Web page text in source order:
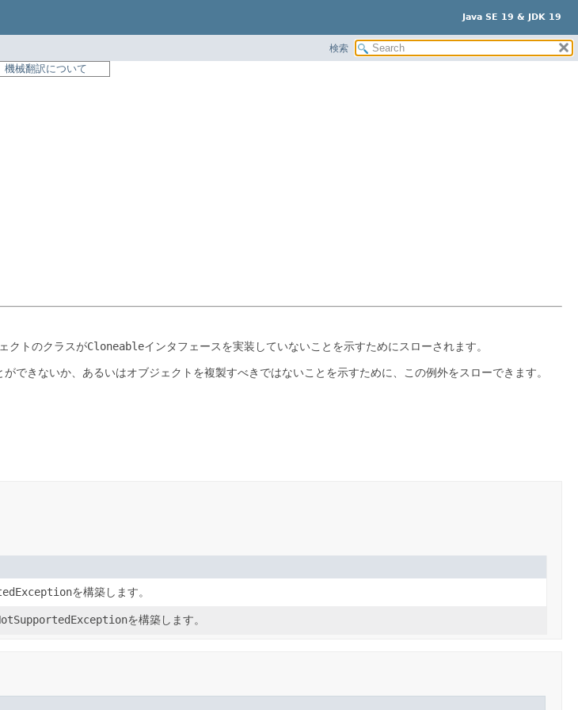
Java SE 19 & JDK 19
検索
機械翻訳について
クトのクラスがCloneableインタフェースを実装していないことを示すためにスローされます。
できないか、あるいはオブジェクトを複製すべきではないことを示すために、この例外をスローできます。
を構築します。
を構築します。